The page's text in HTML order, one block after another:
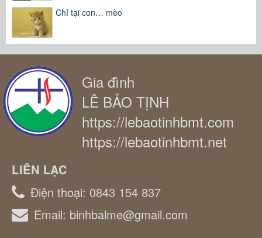
Chỉ tại con… mèo
Gia đình
LÊ BẢO TỊNH
https://lebaotinhbmt.com
https://lebaotinhbmt.net
LIÊN LẠC
Điện thoại: 0843 154 837
Email: binhbalme@gmail.com